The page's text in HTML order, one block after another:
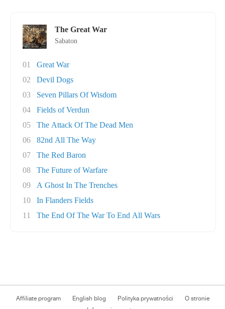
The Great War
Sabaton
01
Great War
02
Devil Dogs
03
Seven Pillars Of Wisdom
04
Fields of Verdun
05
The Attack Of The Dead Men
06
82nd All The Way
07
The Red Baron
08
The Future of Warfare
09
A Ghost In The Trenches
10
In Flanders Fields
11
The End Of The War To End All Wars
Affiliate program English blog Polityka prywatności
O stronie